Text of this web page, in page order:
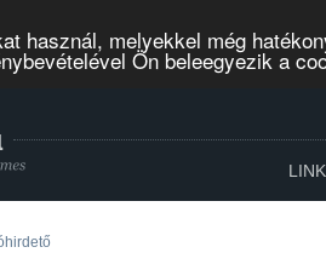
használ, melyekkel még
Ön beleegyezik a